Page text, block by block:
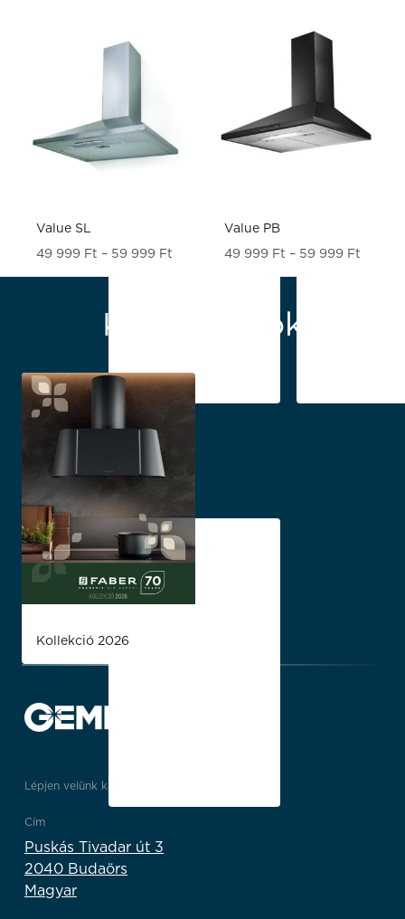
Value SL
49 999 Ft – 59 999 Ft Ártartomány: 49 999 Ft - 59 999 Ft
Value PB
49 999 Ft – 59 999 Ft
Katalógusok
Kollekció 2026
Lépjen velünk kapcsolatba
Cím
Puskás Tivadar út 3
2040 Budaörs
Magyar